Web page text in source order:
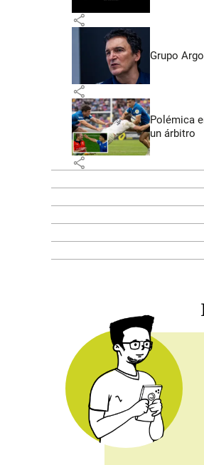
share
Grupo
share
Polémica
un árbitro
share